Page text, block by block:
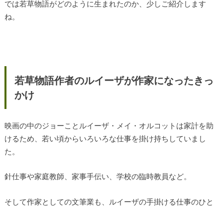
では若草物語がどのように生まれたのか、少しご紹介します
ね。
若草物語作者のルイーザが作家になったきっ
かけ
映画の中のジョーことルイーザ・メイ・オルコットは家計を助
けるため、若い頃からいろいろな仕事を掛け持ちしていまし
た。
針仕事や家庭教師、家事手伝い、学校の臨時教員など。
そして作家としての文筆業も、ルイーザの手掛ける仕事のひと